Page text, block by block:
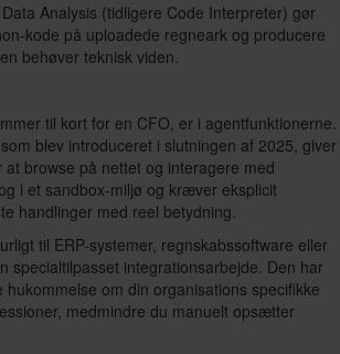
Analysis (tidligere Code Interpreter) gør
kode på uploadede regneark og producere
behøver teknisk viden.
til kort for en CFO, er i agentfunktionerne.
blev introduceret i slutningen af 2025, giver
at browse på nettet og interagere med
i et sandbox-miljø og kræver eksplicit
handlinger med reel betydning.
til ERP-systemer, regnskabssoftware eller
specialtilpasset integrationsarbejde. Den har
hukommelse om din organisations specifikke
medmindre du manuelt opsætter